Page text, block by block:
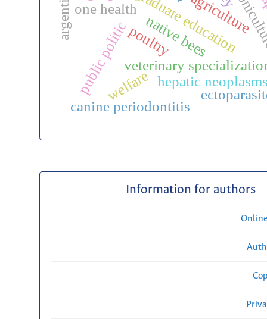
veterinary
one health
native beesagriculture
public politic hepatic
canine periodontitis
welfare
poultry
argentina
Information for authors